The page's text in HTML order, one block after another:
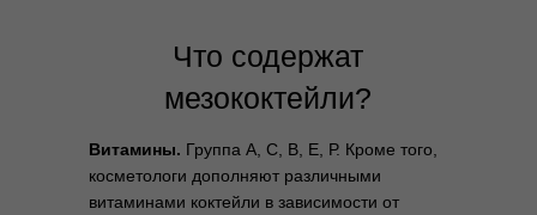
Что содержат
мезококтейли?
Витамины. Группа А, С, В, Е, Р. Кроме того,
косметологи дополняют различными
витаминами коктейли в зависимости от